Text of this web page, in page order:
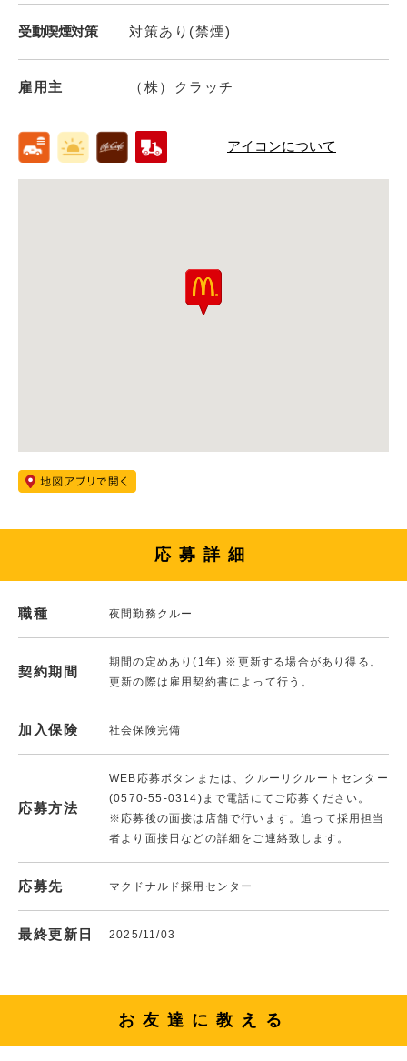
受動喫煙対策 対策あり(禁煙)
雇用主 （株）クラッチ
アイコンについて
応募詳細
職種 夜間勤務クルー
契約期間
期間の定めあり(1年) ※更新する場合があり得る。
更新の際は雇用契約書によって行う。
加入保険 社会保険完備
応募方法
WEB応募ボタンまたは、クルーリクルートセンター
(0570-55-0314)まで電話にてご応募ください。
※応募後の面接は店舗で行います。追って採用担当
者より面接日などの詳細をご連絡致します。
応募先 マクドナルド採用センター
最終更新日 2025/11/03
お友達に教える